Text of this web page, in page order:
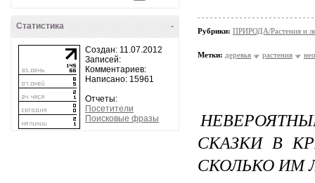
-
Статистика
Создан: 11.07.2012
Записей:
Комментариев:
Написано: 15961
Отчеты:
Посетители
Поисковые фразы
Рубрики: ПРИРОДА/Растения и
Метки: деревья растения
СКАЗКИ В
СКОЛЬКО ИМ